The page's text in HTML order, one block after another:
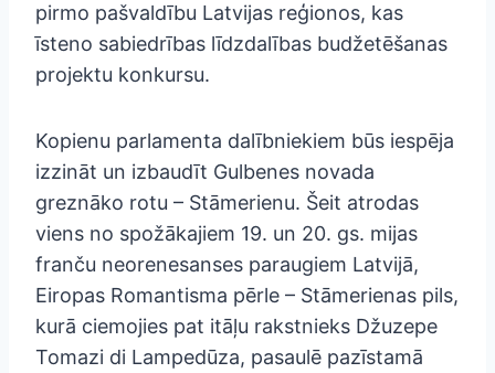
pirmo pašvaldību Latvijas reģionos, kas
īsteno sabiedrības līdzdalības budžetēšanas
projektu konkursu.
Kopienu parlamenta dalībniekiem būs iespēja
izzināt un izbaudīt Gulbenes novada
greznāko rotu – Stāmerienu. Šeit atrodas
viens no spožākajiem 19. un 20. gs. mijas
franču neorenesanses paraugiem Latvijā,
Eiropas Romantisma pērle – Stāmerienas pils,
kurā ciemojies pat itāļu rakstnieks Džuzepe
Tomazi di Lampedūza, pasaulē pazīstamā